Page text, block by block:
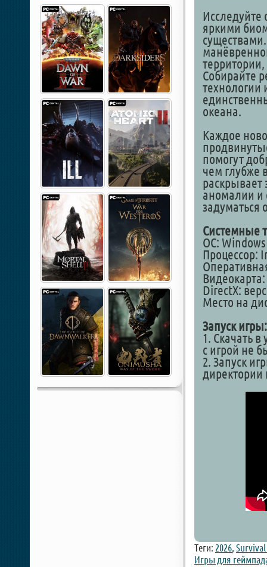
яркими
территории,
Собирайте
технологии
океана.
Каждое
помогут
чем глубже
аномалии и
задуматься
Системные
ОС: Windows
Процессор:
Видеокарта:
DirectX:
Место на
Запуск игры:
1. Скачать
с игрой не
2. Запуск
директории
Теги: 2026,
Игры для